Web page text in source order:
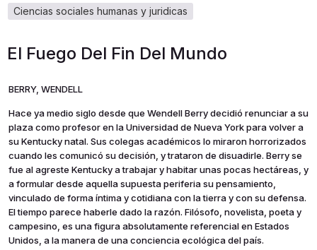
ciencias sociales humanas y juridicas
El Fuego Del Fin Del Mundo
BERRY, WENDELL
Hace ya medio siglo desde que Wendell Berry decidió renunciar a su
plaza como profesor en la Universidad de Nueva York para volver a
su Kentucky natal. Sus colegas académicos lo miraron horrorizados
cuando les comunicó su decisión, y trataron de disuadirle. Berry se
fue al agreste Kentucky a trabajar y habitar unas pocas hectáreas, y
a formular desde aquella supuesta periferia su pensamiento,
vinculado de forma íntima y cotidiana con la tierra y con su defensa.
El tiempo parece haberle dado la razón. Filósofo, novelista, poeta y
campesino, es una figura absolutamente referencial en Estados
Unidos, a la manera de una conciencia ecológica del país.